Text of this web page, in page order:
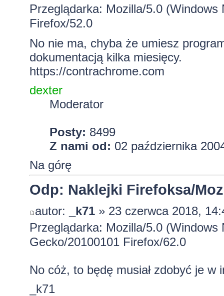
Przeglądarka: Mozilla/5.0
Firefox/52.0
No nie ma, chyba że umiesz
dokumentacją kilka miesięcy.
https://contrachrome.com
dexter
Moderator
Posty: 8499
Z nami od: 02 października
Na górę
Odp: Naklejki Firefoksa/
autor: _k71» 23 czerwca 2018,
Przeglądarka: Mozilla/5.0
Gecko/20100101 Firefox/62.0
No cóż, to będę musiał zdobyć je
_k71